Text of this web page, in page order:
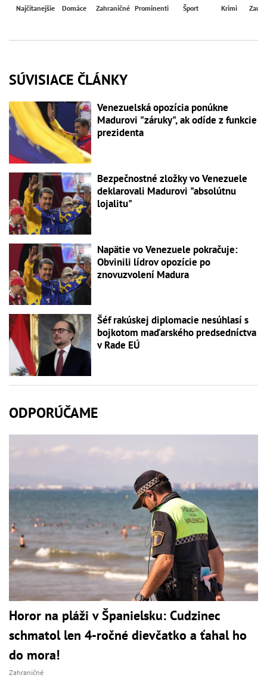
Najčítanejšie Domáce Zahraničné Prominenti Šport Krimi
SÚVISIACE ČLÁNKY
Venezuelská opozícia ponúkne
Madurovi "záruky", ak odíde z funkcie
prezidenta
Bezpečnostné zložky vo Venezuele
deklarovali Madurovi "absolútnu
lojalitu"
Napätie vo Venezuele pokračuje:
Obvinili lídrov opozície po
znovuzvolení Madura
Šéf rakúskej diplomacie nesúhlasí s
bojkotom maďarského predsedníctva
v Rade EÚ
ODPORÚČAME
Horor na pláži v Španielsku: Cudzinec
schmatol len 4-ročné dievčatko a ťahal ho
do mora!
Zahraničné